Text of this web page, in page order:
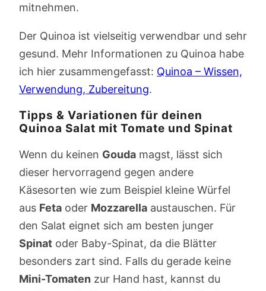
mitnehmen.
Der Quinoa ist vielseitig verwendbar und sehr
gesund. Mehr Informationen zu Quinoa habe
ich hier zusammengefasst: Quinoa – Wissen,
Verwendung, Zubereitung.
Tipps & Variationen für deinen
Quinoa Salat mit Tomate und Spinat
Wenn du keinen Gouda magst, lässt sich
dieser hervorragend gegen andere
Käsesorten wie zum Beispiel kleine Würfel
aus Feta oder Mozzarella austauschen. Für
den Salat eignet sich am besten junger
Spinat oder Baby-Spinat, da die Blätter
besonders zart sind. Falls du gerade keine
Mini-Tomaten zur Hand hast, kannst du